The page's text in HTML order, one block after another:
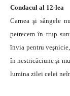
Condacul al 12-lea
Carnea şi sângele
petrecem în trup
învia pentru veşnicie,
în nestricăciune şi
lumina zilei celei